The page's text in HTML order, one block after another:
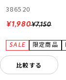
386520
¥7,150
¥1,980
比較する